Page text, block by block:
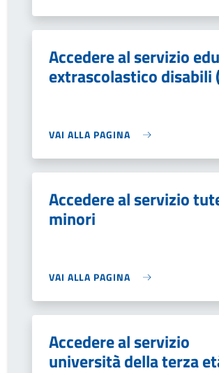
Accedere al servizio
extrascolastico disabili
VAI ALLA PAGINA
Accedere al servizio
minori
VAI ALLA PAGINA
Accedere al servizio
università della terza